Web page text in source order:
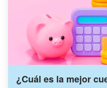
¿Cuál es la mejor